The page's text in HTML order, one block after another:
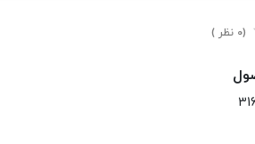
(0 نظر )